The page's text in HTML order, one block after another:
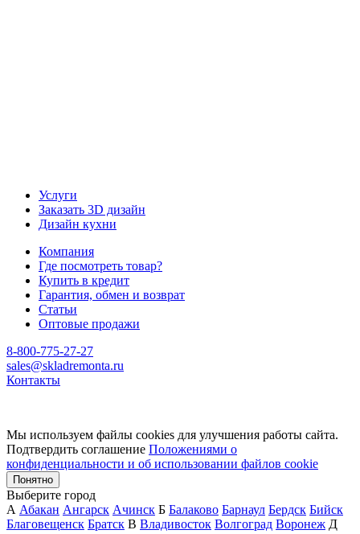
Услуги
Заказать 3D дизайн
Дизайн кухни
Компания
Где посмотреть товар?
Купить в кредит
Гарантия, обмен и возврат
Статьи
Оптовые продажи
8-800-775-27-27
sales@skladremonta.ru
Контакты
Мы используем файлы cookies для улучшения работы сайта.
Подтвердить соглашение Положениями о
конфиденциальности и об использовании файлов cookie
Понятно
Выберите город
А Абакан Ангарск Ачинск Б Балаково Барнаул Бердск Бийск
Благовещенск Братск В Владивосток Волгоград Воронеж Д